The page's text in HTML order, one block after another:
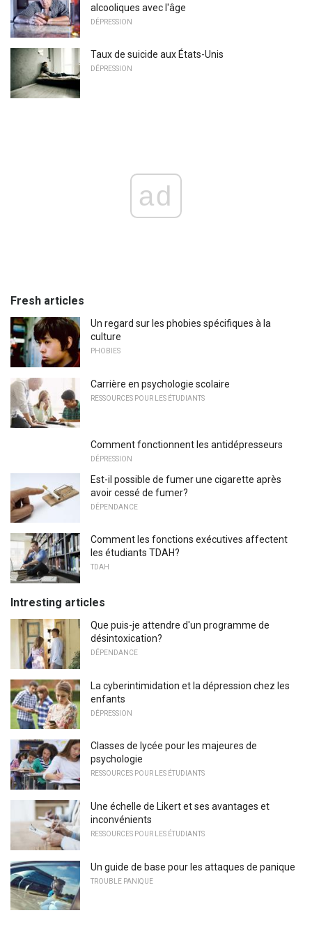
alcooliques avec l'âge
DÉPRESSION
Taux de suicide aux États-Unis
DÉPRESSION
ad
Fresh articles
Un regard sur les phobies spécifiques à la
culture
PHOBIES
Carrière en psychologie scolaire
RESSOURCES POUR LES ÉTUDIANTS
Comment fonctionnent les antidépresseurs
DÉPRESSION
Est-il possible de fumer une cigarette après
avoir cessé de fumer?
DÉPENDANCE
Comment les fonctions exécutives affectent
les étudiants TDAH?
TDAH
Intresting articles
Que puis-je attendre d'un programme de
désintoxication?
DÉPENDANCE
La cyberintimidation et la dépression chez les
enfants
DÉPRESSION
Classes de lycée pour les majeures de
psychologie
RESSOURCES POUR LES ÉTUDIANTS
Une échelle de Likert et ses avantages et
inconvénients
RESSOURCES POUR LES ÉTUDIANTS
Un guide de base pour les attaques de panique
TROUBLE PANIQUE